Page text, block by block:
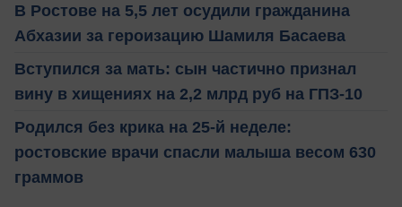
В Ростове на 5,5 лет осудили гражданина
Абхазии за героизацию Шамиля Басаева
Вступился за мать: сын частично признал
вину в хищениях на 2,2 млрд руб на ГПЗ-10
Родился без крика на 25-й неделе:
ростовские врачи спасли малыша весом 630
граммов